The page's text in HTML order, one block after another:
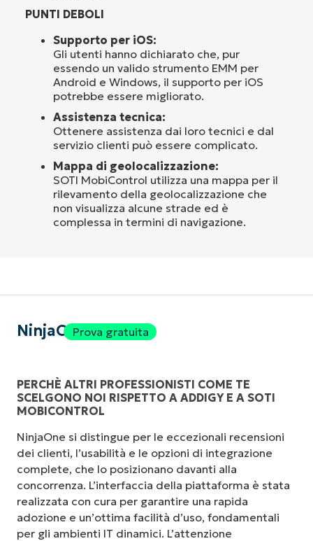
PUNTI DEBOLI
Supporto per iOS:
Gli utenti hanno dichiarato che, pur
essendo un valido strumento EMM per
Android e Windows, il supporto per iOS
potrebbe essere migliorato.
Assistenza tecnica:
Ottenere assistenza dai loro tecnici e dal
servizio clienti può essere complicato.
Mappa di geolocalizzazione:
SOTI MobiControl utilizza una mappa per il
rilevamento della geolocalizzazione che
non visualizza alcune strade ed è
complessa in termini di navigazione.
NinjaOneProva gratuita
PERCHÈ ALTRI PROFESSIONISTI COME TE
SCELGONO NOI RISPETTO A ADDIGY E A SOTI
MOBICONTROL
NinjaOne si distingue per le eccezionali recensioni
dei clienti, l’usabilità e le opzioni di integrazione
complete, che lo posizionano davanti alla
concorrenza. L’interfaccia della piattaforma è stata
realizzata con cura per garantire una rapida
adozione e un’ottima facilità d’uso, fondamentali
per gli ambienti IT dinamici. L’attenzione